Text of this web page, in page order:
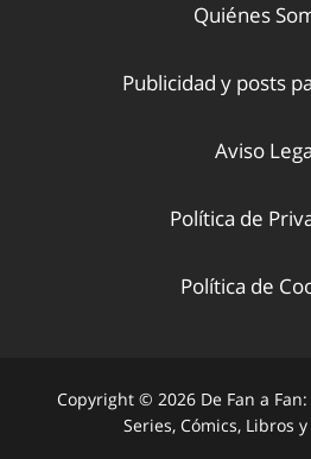
Quiénes
Publicidad y posts
Aviso
Política de
Política de
Copyright © 2026 De Fan a
Series, Cómics, Libros